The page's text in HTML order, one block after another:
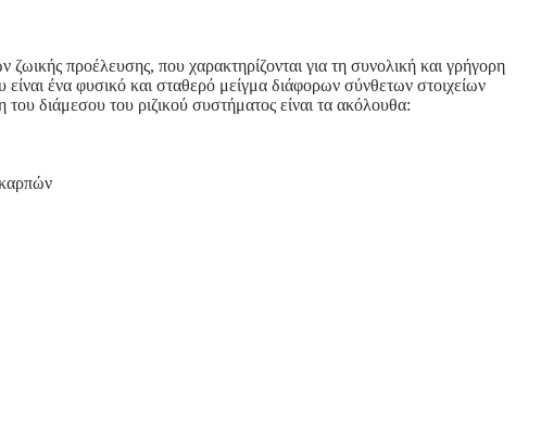
προέλευσης, που χαρακτηρίζονται για τη συνολική και γρήγορη
ένα φυσικό και σταθερό μείγμα διάφορων σύνθετων στοιχείων
διάμεσου του ριζικού συστήματος είναι τα ακόλουθα: